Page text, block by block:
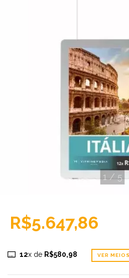
1 / 5
R$5.647,86
12x de R$580,98 VER